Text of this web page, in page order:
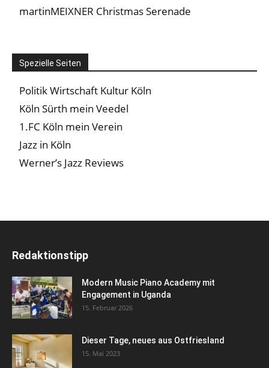
martinMEIXNER Christmas Serenade
Spezielle Seiten
Politik Wirtschaft Kultur Köln
Köln Sürth mein Veedel
1.FC Köln mein Verein
Jazz in Köln
Werner’s Jazz Reviews
Redaktionstipp
Modern Music Piano Academy mit
Engagement in Uganda
15. Februar 2026
Dieser Tage, neues aus Ostfriesland
15. Mai 2023